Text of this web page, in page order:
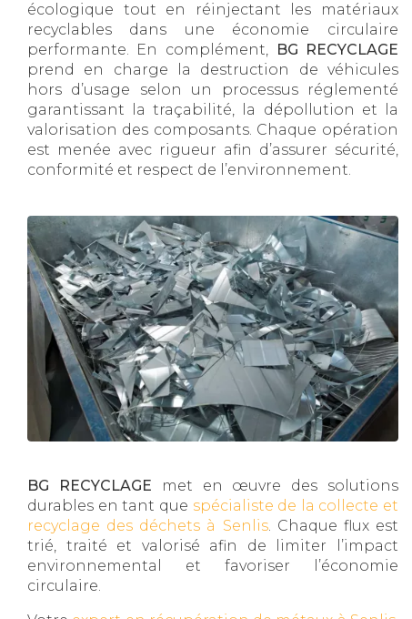
écologique tout en réinjectant les matériaux
recyclables dans une économie circulaire
performante. En complément,
BG RECYCLAGE
prend en charge la destruction de véhicules
hors d’usage selon un processus réglementé
garantissant la traçabilité, la dépollution et la
valorisation des composants. Chaque opération
est menée avec rigueur afin d’assurer sécurité,
conformité et respect de l’environnement.
BG RECYCLAGE met en œuvre des solutions
durables en tant que spécialiste de la collecte et
recyclage des déchets à Senlis. Chaque flux est
trié, traité et valorisé afin de limiter l’impact
environnemental et favoriser l’économie
circulaire.